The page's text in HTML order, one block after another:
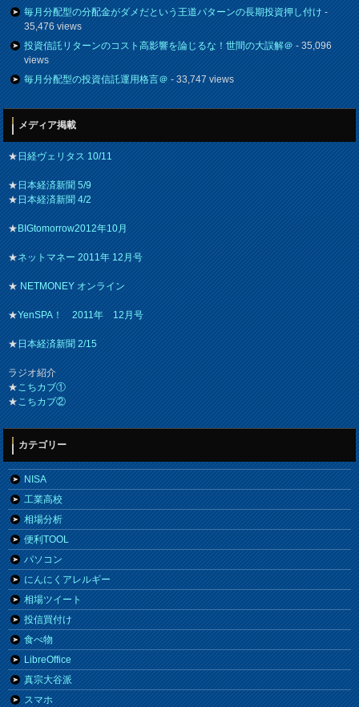
毎月分配型の分配金がダメだという王道パターンの長期投資押し付け-
35,476 views
投資信託リターンのコスト高影響を論じるな！世間の大誤解＠- 35,096
views
毎月分配型の投資信託運用格言＠- 33,747 views
メディア掲載
★日経ヴェリタス 10/11
★日本経済新聞 5/9
★日本経済新聞 4/2
★BIGtomorrow2012年10月
★ネットマネー 2011年 12月号
★NETMONEY オンライン
★YenSPA！ 2011年 12月号
★日本経済新聞 2/15
ラジオ紹介
★こちカブ①
★こちカブ②
カテゴリー
NISA
工業高校
相場分析
便利TOOL
パソコン
にんにくアレルギー
相場ツイート
投信買付け
食べ物
LibreOffice
真宗大谷派
スマホ